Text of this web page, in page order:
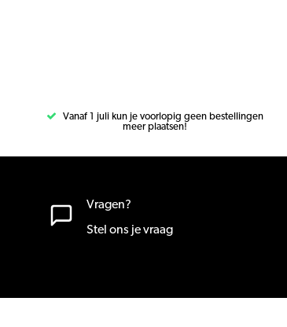
Vanaf 1 juli kun je voorlopig geen bestellingen
meer plaatsen!
Vragen?
Stel ons je vraag